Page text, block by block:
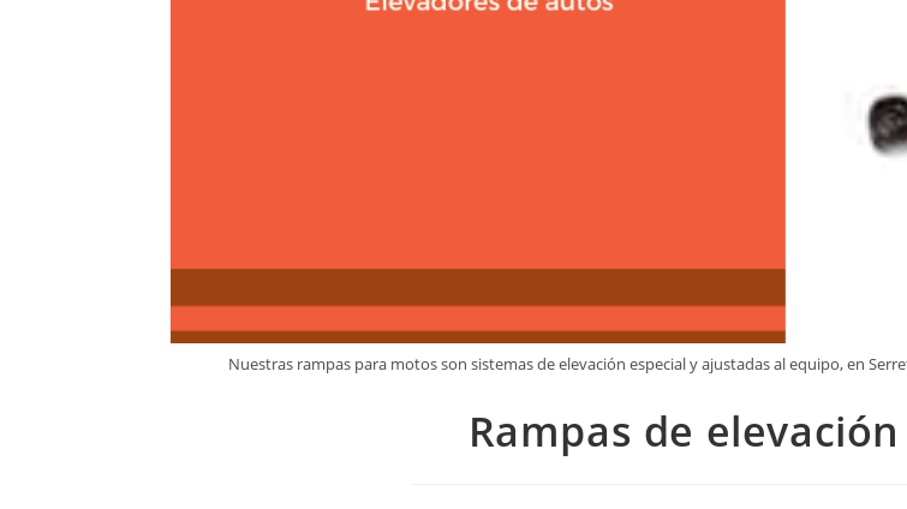
Nuestras rampas para motos son sistemas de elevación especial y ajustadas al equipo, en
Rampas de